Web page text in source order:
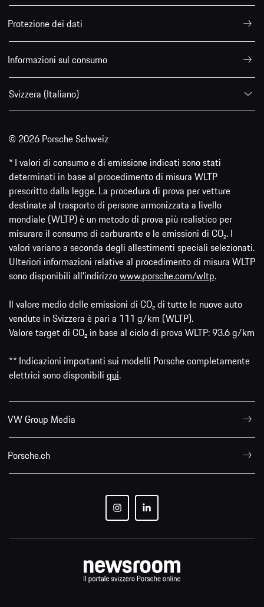
Protezione dei dati
Informazioni sul consumo
Svizzera (Italiano)
© 2026 Porsche Schweiz
* I valori di consumo e di emissione indicati sono stati
determinati in base al procedimento di misura WLTP
prescritto dalla legge. La procedura di prova per vetture
destinate al trasporto di persone armonizzata a livello
mondiale (WLTP) è un metodo di prova più realistico per
misurare il consumo di carburante e le emissioni di CO₂. I
valori variano a seconda degli allestimenti speciali selezionati.
Ulteriori informazioni relative al procedimento di misura WLTP
sono disponibili all'indirizzowww.porsche.com/wltp.
Il valore medio delle emissioni di CO₂ di tutte le nuove auto
vendute in Svizzera è pari a 111 g/km (WLTP).
Valore target di CO₂ in base al ciclo di prova WLTP: 93.6 g/km
** Indicazioni importanti sui modelli Porsche completamente
elettrici sono disponibili qui.
VW Group Media
Porsche.ch